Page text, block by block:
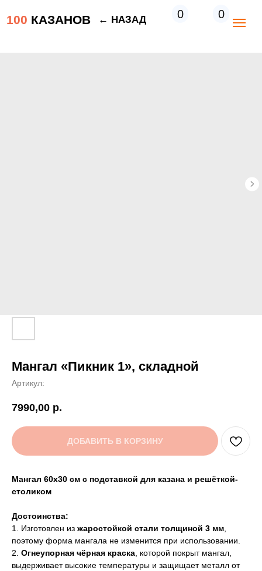
100 КАЗАНОВ ← НАЗАД
Мангал «Пикник 1», складной
Артикул:
7990,00 р.
ДОБАВИТЬ В КОРЗИНУ
Мангал 60х30 см с подставкой для казана и решёткой-
столиком
Достоинства:
1. Изготовлен из жаростойкой стали толщиной 3 мм,
поэтому форма мангала не изменится при использовании.
2. Огнеупорная чёрная краска, которой покрыт мангал,
выдерживает высокие температуры и защищает металл от